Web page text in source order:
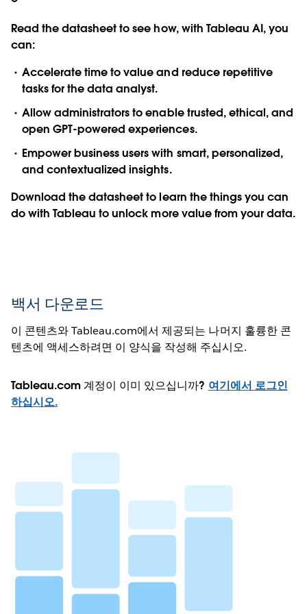
Read the datasheet to see how, with Tableau AI, you
can:
Accelerate time to value and reduce repetitive
tasks for the data analyst.
Allow administrators to enable trusted, ethical, and
open GPT-powered experiences.
Empower business users with smart, personalized,
and contextualized insights.
Download the datasheet to learn the things you can
do with Tableau to unlock more value from your data.
백서 다운로드
이 콘텐츠와 Tableau.com에서 제공되는 나머지 훌륭한 콘
텐츠에 액세스하려면 이 양식을 작성해 주십시오.
Tableau.com 계정이 이미 있으십니까? 여기에서 로그인
하십시오.